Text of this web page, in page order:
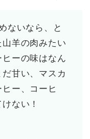
ないなら、と
羊の肉みたい
ーの味はなん
甘い、マスカ
ー、コーヒ
ない！